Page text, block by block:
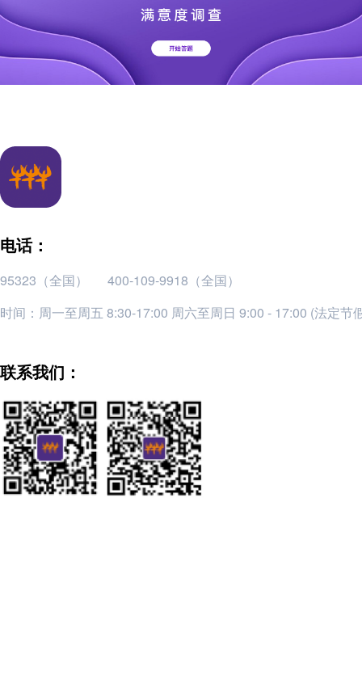
电话：
95323（全国）
400-109-9918（全国）
时间：周一至周五 8:30-17:00 周六至周日 9:00 - 17:00 (法定节
联系我们：